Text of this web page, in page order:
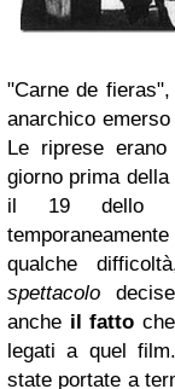
"Carne de
anarchico
Le riprese
giorno prima
il 19 dello
qualche
spettacolo
anche il fatto
legati a quel
state portate a